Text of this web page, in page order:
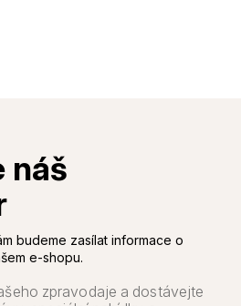
budeme zasílat informace o
e-shopu.